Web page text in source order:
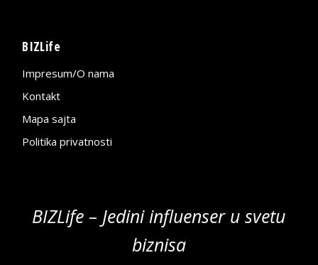
BIZLife
Impresum/O nama
Kontakt
Mapa sajta
Politika privatnosti
BIZLife – Jedini influenser u svetu
biznisa